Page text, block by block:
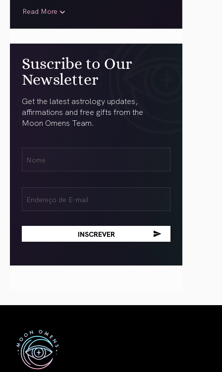
Read More
Suscribe to Our
Newsletter
Get the latest astrology updates,
affirmations and free gifts from the
Moon Omens Team.
(obrigatório)
(obrigatório)
Nome